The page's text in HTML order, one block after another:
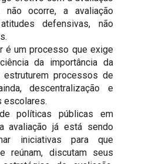
não ocorre, a avaliação
defensivas, não
é um processo que exige
da importância da
estruturem processos de
descentralização e
escolares.
políticas públicas em
avaliação já está sendo
iniciativas para que
reúnam, discutam seus